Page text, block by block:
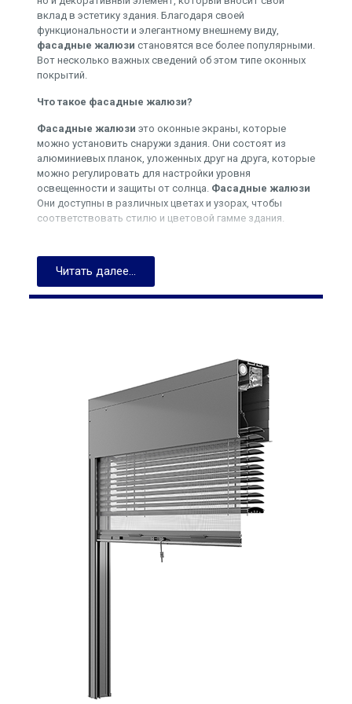
вклад в эстетику здания. Благодаря своей
функциональности и элегантному внешнему виду,
фасадные жалюзи становятся все более популярными.
Вот несколько важных сведений об этом типе оконных
покрытий.
Что такое фасадные жалюзи?
Фасадные жалюзи это оконные экраны, которые
можно установить снаружи здания. Они состоят из
алюминиевых планок, уложенных друг на друга, которые
можно регулировать для настройки уровня
освещенности и защиты от солнца. Фасадные жалюзи
Они доступны в различных цветах и узорах, чтобы
соответствовать стилю и цветовой гамме здания.
Фасадные жалюзи обладают множеством преимуществ.
Прежде всего, они обеспечивают эффективную защиту
от излишнего солнечного света, делая помещение
поддерживать необходимый уровень освещенности.
, фасадные жалюзи
защищают интерьер от
ультрафиолетовых лучей, которые могут повредить
мебель, пол и другие предметы обстановки.
Возможность регулировки планок также обеспечивает
приватность внутри здания, но в то же время
обеспечивает видимость снаружи.
Сборка и обслуживание
фасадные жалюзидолжны выполнять
специалисты, чтобы обеспечить правильную работу и
эстетичный внешний вид. Жалюзи могут управляться
вручную или автоматически с помощью специальной
системы (например, "умный дом"). Регулярная чистка и
Читать далее...